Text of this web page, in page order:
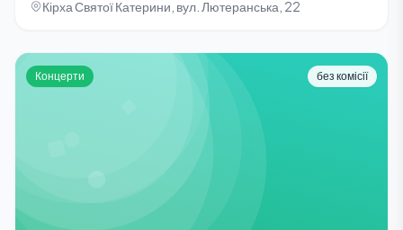
Кірха Святої Катерини, вул. Лютеранська, 22
Концерти без комісії